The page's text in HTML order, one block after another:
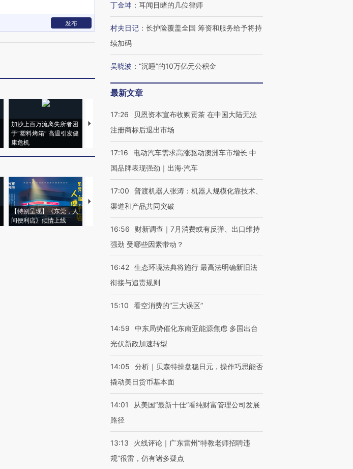
发布
加沙上百万流离失所者困
于“塑料烤箱” 高温引发健
康危机
马航飞行员跨国走私7万
粒摇头丸 尿检体内含3种
术：是什么让中产们甘
心“花钱找虐”？
要防空导弹“救急”
【特别呈现】《东莞，人
间便利店》倾情上线
【推广】走进第四届链博
会，让数智科技“链”接产
【特别呈现】寻找100种
有意思的生活方式·第三对
住三大增长引擎是什么？
丁金坤 ： 耳闻目睹的几位律师
村夫日记 ： 长护险覆盖全国 筹资和服务给予将持
续加码
吴晓波 ： “沉睡”的10万亿元公积金
最新文章
17:26
贝恩资本宣布收购贡茶 在中国大陆无法
注册商标后退出市场
17:16
电动汽车需求高涨驱动澳洲车市增长 中
国品牌表现强劲｜出海·汽车
17:00
普渡机器人张涛：机器人规模化靠技术、
渠道和产品共同突破
16:56
财新调查｜7月消费或有反弹、出口维持
强劲 受哪些因素带动？
16:42 生态环境法典将施行 最高法明确新旧法
衔接与追责规则
15:10 看空消费的“三大误区”
14:59
中东局势催化东南亚能源焦虑 多国出台
光伏新政加速转型
14:05
分析｜贝森特操盘稳日元，操作巧思能否
撬动美日货币基本面
14:01
从美国“最新十佳”看纯财富管理公司发展
路径
13:13
火线评论｜广东雷州“特教老师招聘违
规”很雷，仍有诸多疑点